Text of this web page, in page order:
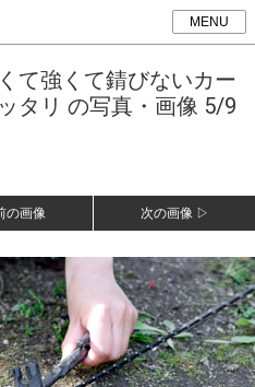
MENU
て強くて錆びないカー
タリ の写真・画像 5/9
の画像 次の画像 ▷